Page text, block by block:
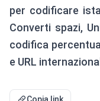
per codificare
Converti spazi,
codifica
e URL